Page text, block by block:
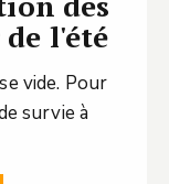
l'été
vide. Pour
survie à